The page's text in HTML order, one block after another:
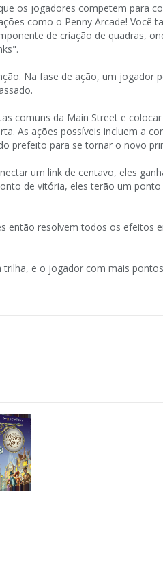
os jogadores competem para
como o Penny Arcade! Você
de criação de quadras,
Na fase de ação, um jogador
comuns da Main Street e
As ações possíveis incluem a
prefeito para se tornar o novo
um link de centavo, eles
de vitória, eles terão um
então resolvem todos os efeitos
e o jogador com mais